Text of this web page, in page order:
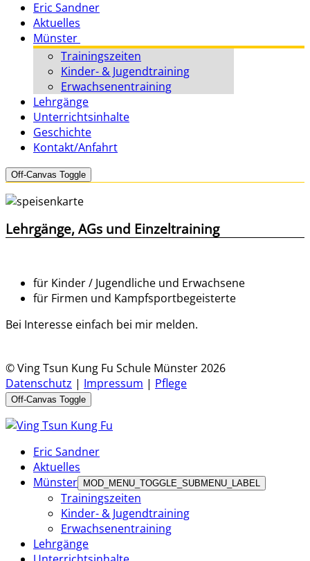
Eric Sandner
Aktuelles
Münster
Trainingszeiten
Kinder- & Jugendtraining
Erwachsenentraining
Lehrgänge
Unterrichtsinhalte
Geschichte
Kontakt/Anfahrt
Off-Canvas Toggle
Lehrgänge, AGs und Einzeltraining
für Kinder / Jugendliche und Erwachsene
für Firmen und Kampfsportbegeisterte
Bei Interesse einfach bei mir melden.
© Ving Tsun Kung Fu Schule Münster 2026
Datenschutz | Impressum | Pflege
Off-Canvas Toggle
Eric Sandner
Aktuelles
Münster
MOD_MENU_TOGGLE_SUBMENU_LABEL
Trainingszeiten
Kinder- & Jugendtraining
Erwachsenentraining
Lehrgänge